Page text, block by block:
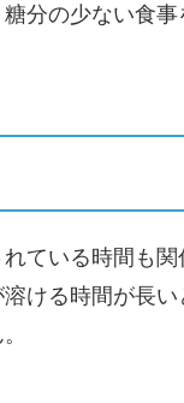
分の少ない食
ている時間も
ける時間が長